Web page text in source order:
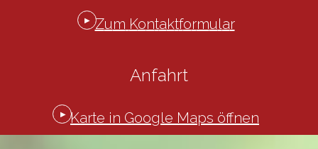
Zum Kontaktformular
Anfahrt
Karte in Google Maps öfnen